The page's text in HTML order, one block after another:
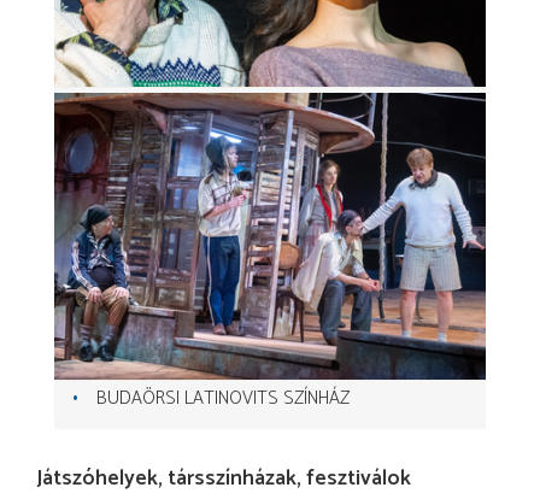
BUDAÖRSI LATINOVITS SZÍNHÁZ
Játszóhelyek, társszínházak, fesztiválok